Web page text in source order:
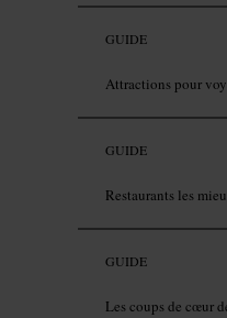
GUIDE
Attractions pour
GUIDE
Restaurants les
GUIDE
Les coups de cœur